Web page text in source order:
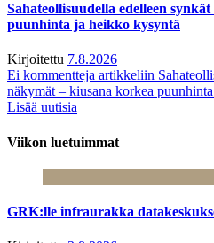
Sahateollisuudella edelleen
puunhinta ja heikko kysyntä
Kirjoitettu 7.8.2026
Ei kommentteja artikkeliin
näkymät – kiusana korkea
Lisää uutisia
Viikon luetuimmat
GRK:lle infraurakka